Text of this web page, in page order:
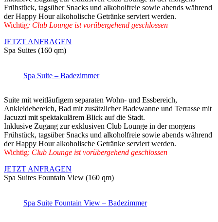
Frühstück, tagsüber Snacks und alkoholfreie sowie abends während
der Happy Hour alkoholische Getränke serviert werden.
Wichtig: Club Lounge ist vorübergehend geschlossen
JETZT ANFRAGEN
Spa Suites (160 qm)
Spa Suite – Badezimmer
Suite mit weitläufigem separaten Wohn- und Essbereich,
Ankleidebereich, Bad mit zusätzlicher Badewanne und Terrasse mit
Jacuzzi mit spektakulärem Blick auf die Stadt.
Inklusive Zugang zur exklusiven Club Lounge in der morgens
Frühstück, tagsüber Snacks und alkoholfreie sowie abends während
der Happy Hour alkoholische Getränke serviert werden.
Wichtig: Club Lounge ist vorübergehend geschlossen
JETZT ANFRAGEN
Spa Suites Fountain View (160 qm)
Spa Suite Fountain View – Badezimmer